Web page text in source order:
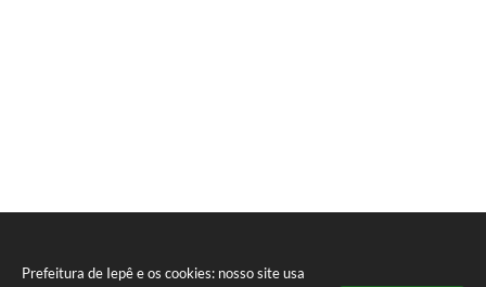
Prefeitura de Iepê e os cookies: nosso site usa